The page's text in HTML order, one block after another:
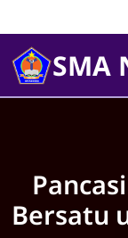
SMA
Bersatu